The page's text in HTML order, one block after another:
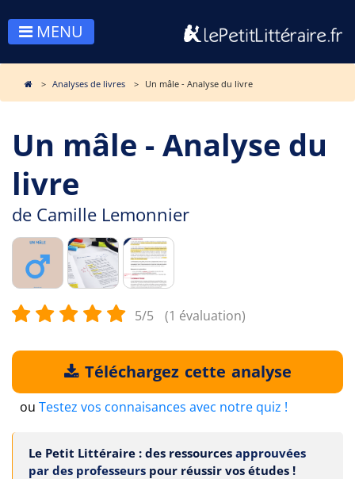
MENU
Analyses de livres Un mâle - Analyse du livre
Un mâle - Analyse du
livre
de Camille Lemonnier
5/5 (1 évaluation)
Téléchargez cette analyse
ou Testez vos connaisances avec notre quiz !
Le Petit Littéraire : des ressources approuvées
par des professeurs pour réussir vos études !